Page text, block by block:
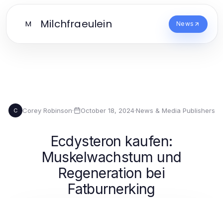
M Milchfraeulein News
C Corey Robinson· October 18, 2024·News & Media Publishers
Ecdysteron kaufen:
Muskelwachstum und
Regeneration bei
Fatburnerking